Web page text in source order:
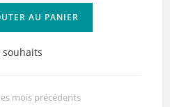
AU PANIER
mois précédents